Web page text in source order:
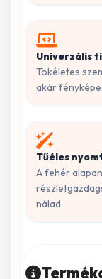
Univerzális
Tökéletes
akár
Tűéles
A fehér
nálad.